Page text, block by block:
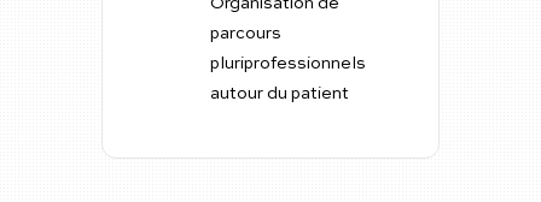
Organisation de
parcours
pluriprofessionnels
autour du patient